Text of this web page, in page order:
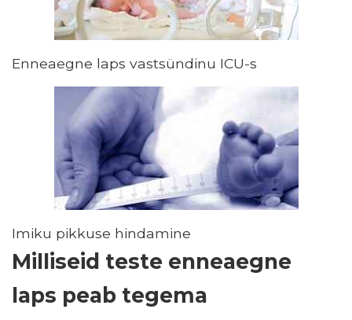
Enneaegne laps vastsündinu ICU-s
Imiku pikkuse hindamine
Milliseid teste enneaegne
laps peab tegema